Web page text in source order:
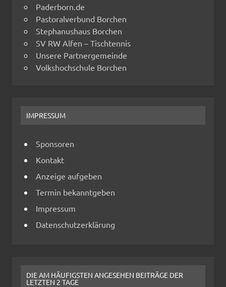
Paderborn.de
Pastoralverbund Borchen
Stephanushaus Borchen
SV RW Alfen – Tischtennis
Unsere Partnergemeinde
Volkshochschule Borchen
IMPRESSUM
Sponsoren
Kontakt
Anzeige aufgeben
Termin bekanntgeben
Impressum
Datenschutzerklärung
DIE AM HÄUFIGSTEN ANGESEHEN BEITRÄGE DER
LETZTEN 2 TAGE